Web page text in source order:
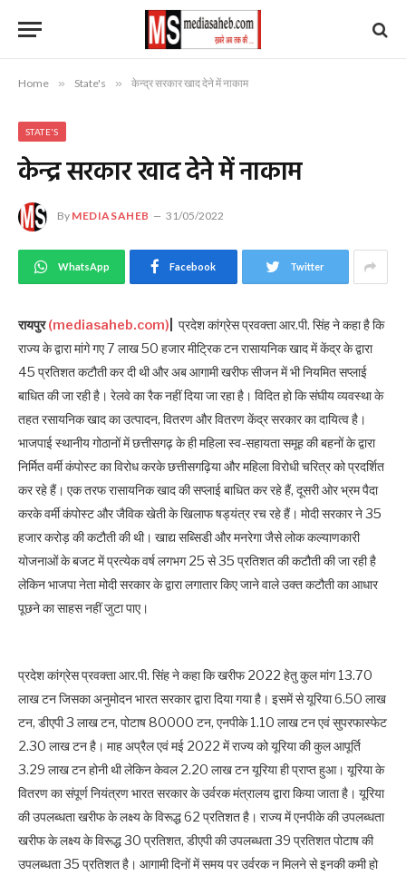
Home » State's » केन्द्र सरकार खाद देने में नाकाम
STATE'S
केन्द्र सरकार खाद देने में नाकाम
By MEDIASAHEB 31/05/2022
WhatsApp Facebook Twitter
रायपुर(mediasaheb.com)
प्रदेश कांग्रेस प्रवक्ता आर.पी. सिंह ने कहा है कि
राज्य के द्वारा मांगे गए 7 लाख 50 हजार मीट्रिक टन रासायनिक खाद में केंद्र के द्वारा
45 प्रतिशत कटौती कर दी थी और अब आगामी खरीफ सीजन में भी नियमित सप्लाई
बाधित की जा रही है। रेलवे का रैक नहीं दिया जा रहा है। विदित हो कि संघीय व्यवस्था के
तहत रसायनिक खाद का उत्पादन, वितरण और वितरण केंद्र सरकार का दायित्व है।
भाजपाई स्थानीय गोठानों में छत्तीसगढ़ के ही महिला स्व-सहायता समूह की बहनों के द्वारा
निर्मित वर्मी कंपोस्ट का विरोध करके छत्तीसगढ़िया और महिला विरोधी चरित्र को प्रदर्शित
कर रहे हैं। एक तरफ रासायनिक खाद की सप्लाई बाधित कर रहे हैं, दूसरी ओर भ्रम पैदा
करके वर्मी कंपोस्ट और जैविक खेती के खिलाफ षड्यंत्र रच रहे हैं। मोदी सरकार ने 35
हजार करोड़ की कटौती की थी। खाद्य सब्सिडी और मनरेगा जैसे लोक कल्याणकारी
योजनाओं के बजट में प्रत्येक वर्ष लगभग 25 से 35 प्रतिशत की कटौती की जा रही है
लेकिन भाजपा नेता मोदी सरकार के द्वारा लगातार किए जाने वाले उक्त कटौती का आधार
पूछने का साहस नहीं जुटा पाए।
प्रदेश कांग्रेस प्रवक्ता आर.पी. सिंह ने कहा कि खरीफ 2022 हेतु कुल मांग 13.70
लाख टन जिसका अनुमोदन भारत सरकार द्वारा दिया गया है। इसमें से यूरिया 6.50 लाख
टन, डीएपी 3 लाख टन, पोटाष 80000 टन, एनपीके 1.10 लाख टन एवं सुपरफास्फेट
2.30 लाख टन है। माह अप्रैल एवं मई 2022 में राज्य को यूरिया की कुल आपूर्ति
3.29 लाख टन होनी थी लेकिन केवल 2.20 लाख टन यूरिया ही प्राप्त हुआ। यूरिया के
वितरण का संपूर्ण नियंत्रण भारत सरकार के उर्वरक मंत्रालय द्वारा किया जाता है। यूरिया
की उपलब्धता खरीफ के लक्ष्य के विरूद्ध 62 प्रतिशत है। राज्य में एनपीके की उपलब्धता
खरीफ के लक्ष्य के विरूद्ध 30 प्रतिशत, डीएपी की उपलब्धता 39 प्रतिशत पोटाष की
उपलब्धता 35 प्रतिशत है। आगामी दिनों में समय पर उर्वरक न मिलने से इनकी कमी हो